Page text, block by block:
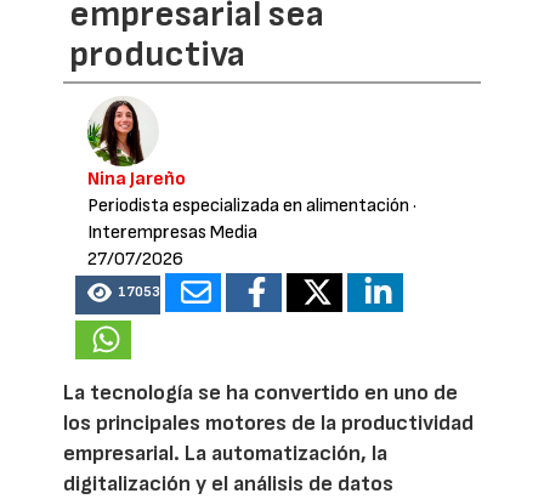
empresarial sea
productiva
Nina Jareño
Periodista especializada en alimentación ·
Interempresas Media
27/07/2026
17053
La tecnología se ha convertido en uno de
los principales motores de la productividad
empresarial. La automatización, la
digitalización y el análisis de datos